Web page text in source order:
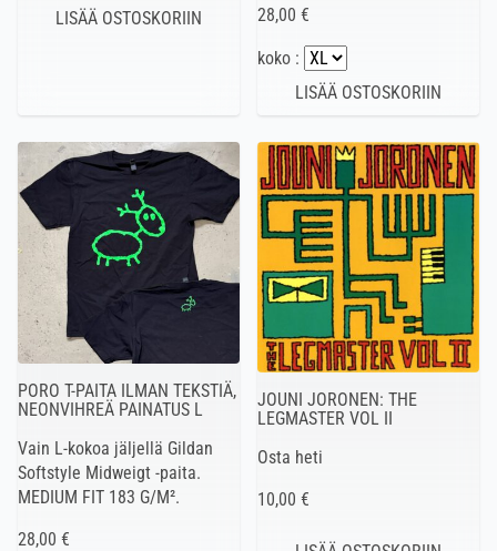
28,00 €
koko :
PORO T-PAITA ILMAN TEKSTIÄ,
NEONVIHREÄ PAINATUS L
Vain L-kokoa jäljellä Gildan
Softstyle Midweigt -paita.
MEDIUM FIT 183 G/M².
28,00 €
JOUNI JORONEN: THE
LEGMASTER VOL II
Osta heti
10,00 €